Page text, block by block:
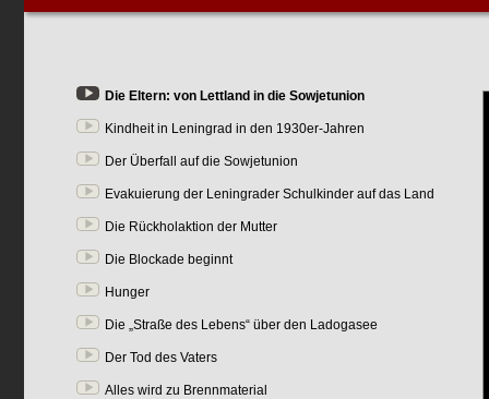
Die Eltern: von Lettland in die Sowjetunion
Kindheit in Leningrad in den 1930er-Jahren
Der Überfall auf die Sowjetunion
Evakuierung der Leningrader Schulkinder auf das Land
Die Rückholaktion der Mutter
Die Blockade beginnt
Hunger
Die „Straße des Lebens“ über den Ladogasee
Der Tod des Vaters
Alles wird zu Brennmaterial